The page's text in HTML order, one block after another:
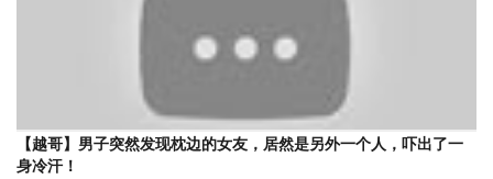
【越哥】男子突然发现枕边的女友，居然是另外一个人，吓出了一
身冷汗！